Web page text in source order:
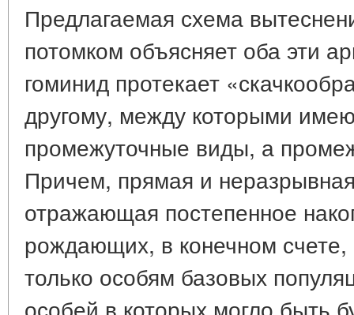
Предлагаемая схема
потомком объясняет оба эти
гоминид протекает
другому, между которыми
промежуточные виды, а
Причем, прямая и
отражающая постепенное
рождающих, в конечном
только особям базовых
особей в которых могло быть